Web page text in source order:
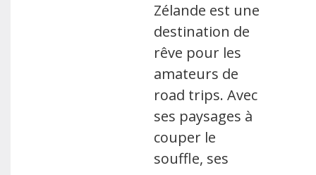
Zélande est une
destination de
rêve pour les
amateurs de
road trips. Avec
ses paysages à
couper le
souffle, ses